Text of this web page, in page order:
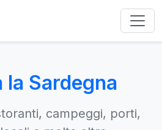
la Sardegna
campeggi, porti,